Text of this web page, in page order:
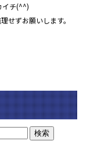
イチ(^^)
せずお願いします。